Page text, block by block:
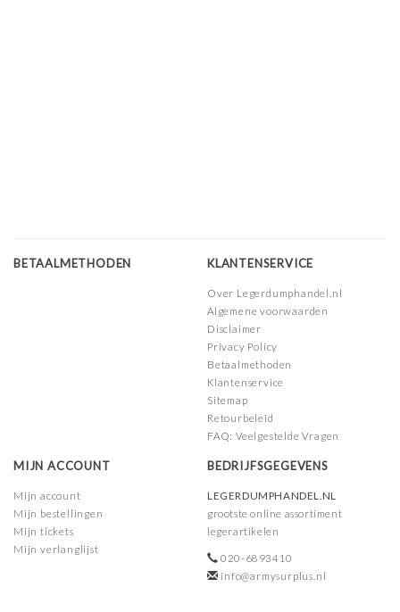
BETAALMETHODEN KLANTENSERVICE
Over Legerdumphandel.nl
Algemene voorwaarden
Disclaimer
Privacy Policy
Betaalmethoden
Klantenservice
Sitemap
Retourbeleid
FAQ: Veelgestelde Vragen
MIJN ACCOUNT
Mijn account
Mijn bestellingen
Mijn tickets
Mijn verlanglijst
BEDRIJFSGEGEVENS
LEGERDUMPHANDEL.NL
grootste online assortiment
legerartikelen
020-6893410
info@armysurplus.nl